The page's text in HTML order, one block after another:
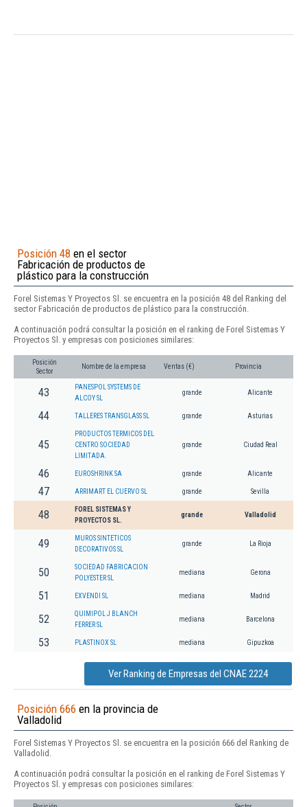
Posición 48 en el sector
Fabricación de productos de
plástico para la construcción
Forel Sistemas Y Proyectos Sl. se encuentra en la posición 48 del Ranking del
sector Fabricación de productos de plástico para la construcción.
A continuación podrá consultar la posición en el ranking de Forel Sistemas Y
Proyectos Sl. y empresas con posiciones similares:
Posición
Sector
Nombre de la empresa Ventas (€) Provincia
43
PANESPOL SYSTEMS DE
ALCOY SL
grande Alicante
44 TALLERES TRANSGLASS SL grande Asturias
45
PRODUCTOS TERMICOS DEL
CENTRO SOCIEDAD
LIMITADA.
grande Ciudad Real
46 EUROSHRINK SA grande Alicante
47 ARRIMART EL CUERVO SL grande Sevilla
48
FOREL SISTEMAS Y
PROYECTOS SL.
grande Valladolid
49
MUROS SINTETICOS
DECORATIVOS SL
grande La Rioja
50
SOCIEDAD FABRICACION
POLYESTER SL
mediana Gerona
51 EXVENDI SL mediana Madrid
52
QUIMIPOL J BLANCH
FERRER SL
mediana Barcelona
53 PLASTINOX SL mediana Gipuzkoa
Ver Ranking de Empresas del CNAE 2224
Posición 666 en la provincia de
Valladolid
Forel Sistemas Y Proyectos Sl. se encuentra en la posición 666 del Ranking de
Valladolid.
A continuación podrá consultar la posición en el ranking de Forel Sistemas Y
Proyectos Sl. y empresas con posiciones similares: